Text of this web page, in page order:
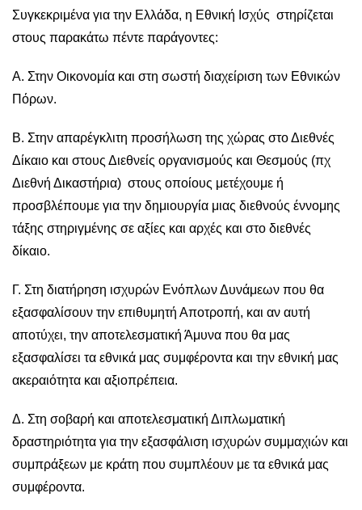
Συγκεκριμένα για την Ελλάδα, η Εθνική Ισχύς στηρίζεται
στους παρακάτω πέντε παράγοντες:
Α. Στην Οικονομία και στη σωστή διαχείριση των Εθνικών
Πόρων.
Β. Στην απαρέγκλιτη προσήλωση της χώρας στο Διεθνές
Δίκαιο και στους Διεθνείς οργανισμούς και Θεσμούς (πχ
Διεθνή Δικαστήρια) στους οποίους μετέχουμε ή
προσβλέπουμε για την δημιουργία μιας διεθνούς έννομης
τάξης στηριγμένης σε αξίες και αρχές και στο διεθνές
δίκαιο.
Γ. Στη διατήρηση ισχυρών Ενόπλων Δυνάμεων που θα
εξασφαλίσουν την επιθυμητή Αποτροπή, και αν αυτή
αποτύχει, την αποτελεσματική Άμυνα που θα μας
εξασφαλίσει τα εθνικά μας συμφέροντα και την εθνική μας
ακεραιότητα και αξιοπρέπεια.
Δ. Στη σοβαρή και αποτελεσματική Διπλωματική
δραστηριότητα για την εξασφάλιση ισχυρών συμμαχιών και
συμπράξεων με κράτη που συμπλέουν με τα εθνικά μας
συμφέροντα.